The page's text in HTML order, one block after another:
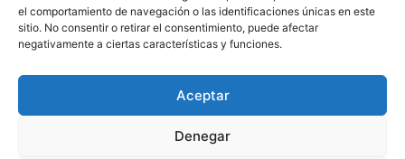
el comportamiento de navegación o las identificaciones únicas en este
sitio. No consentir o retirar el consentimiento, puede afectar
negativamente a ciertas características y funciones.
Aceptar
Denegar
Salud
Síganos
c
k
s